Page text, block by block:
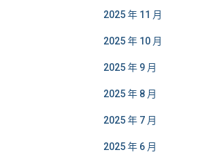
2025 年 11 月
2025 年 10 月
2025 年 9 月
2025 年 8 月
2025 年 7 月
2025 年 6 月